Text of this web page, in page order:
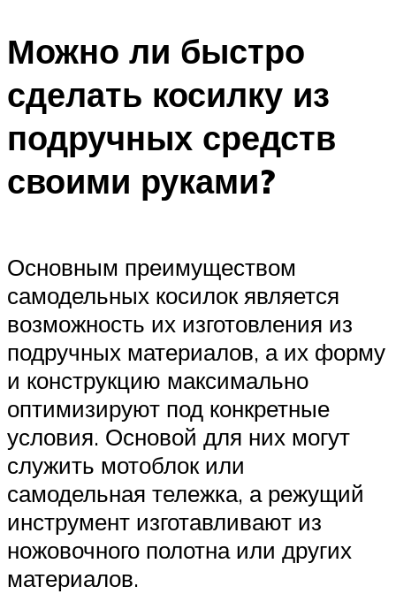
Можно ли быстро
сделать косилку из
подручных средств
своими руками?
Основным преимуществом
самодельных косилок является
возможность их изготовления из
подручных материалов, а их форму
и конструкцию максимально
оптимизируют под конкретные
условия. Основой для них могут
служить мотоблок или
самодельная тележка, а режущий
инструмент изготавливают из
ножовочного полотна или других
материалов.